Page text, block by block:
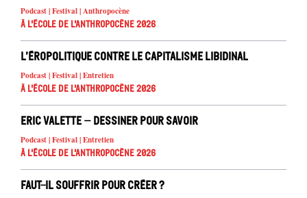
Podcast | Festival | Anthropocène
À l'école de l'Anthropocène 2026
L’éropolitique contre le capitalisme libidinal
Podcast | Festival | Entretien
À l'école de l'Anthropocène 2026
Eric Valette – Dessiner pour savoir
Podcast | Festival | Entretien
À l'école de l'Anthropocène 2026
Faut-il souffrir pour créer ?